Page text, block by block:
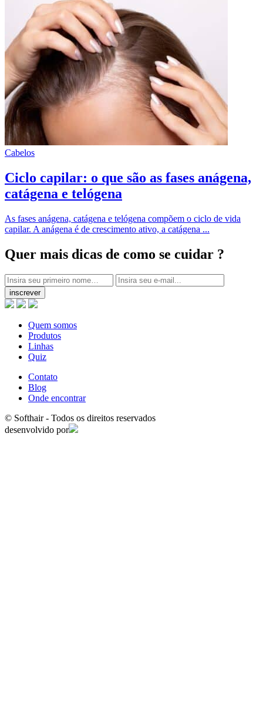
Cabelos
Ciclo capilar: o que são as fases anágena,
catágena e telógena
As fases anágena, catágena e telógena compõem o ciclo de vida
capilar. A anágena é de crescimento ativo, a catágena ...
Quer mais dicas de como se cuidar ?
inscrever
Quem somos
Produtos
Linhas
Quiz
Contato
Blog
Onde encontrar
© Softhair - Todos os direitos reservados
desenvolvido por